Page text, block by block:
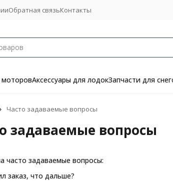
Обратная связьКонтакты
моторовАксессуары для лодокЗапчасти для
Часто задаваемые вопросы
задаваемые вопросы
часто задаваемые вопросы:
заказ, что дальше?